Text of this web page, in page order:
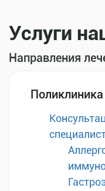
Услуги
Направления
Поликлиника